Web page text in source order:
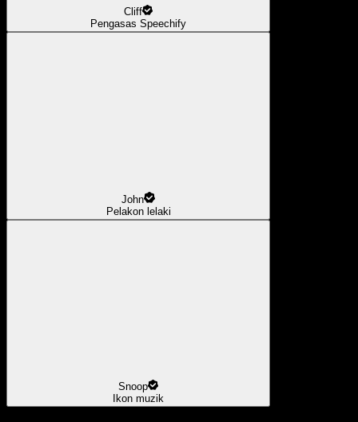
Cliff
Pengasas Speechify
John
Pelakon lelaki
Snoop
Ikon muzik